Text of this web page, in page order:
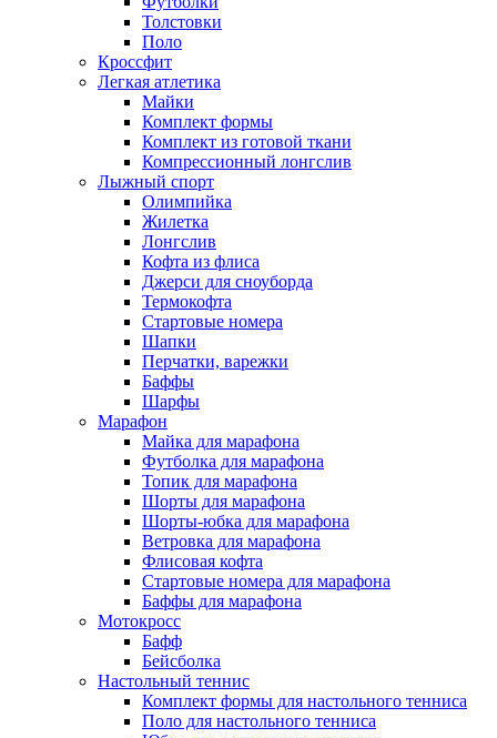
Толстовки
Поло
Кроссфит
Легкая атлетика
Майки
Комплект формы
Комплект из готовой ткани
Компрессионный лонгслив
Лыжный спорт
Олимпийка
Жилетка
Лонгслив
Кофта из флиса
Джерси для сноуборда
Термокофта
Стартовые номера
Шапки
Перчатки, варежки
Баффы
Шарфы
Марафон
Майка для марафона
Футболка для марафона
Топик для марафона
Шорты для марафона
Шорты-юбка для марафона
Ветровка для марафона
Флисовая кофта
Стартовые номера для марафона
Баффы для марафона
Мотокросс
Бафф
Бейсболка
Настольный теннис
Комплект формы для настольного тенниса
Поло для настольного тенниса